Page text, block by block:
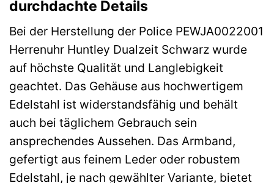
durchdachte Details
Bei der Herstellung der Police PEWJA0022001
Herrenuhr Huntley Dualzeit Schwarz wurde
auf höchste Qualität und Langlebigkeit
geachtet. Das Gehäuse aus hochwertigem
Edelstahl ist widerstandsfähig und behält
auch bei täglichem Gebrauch sein
ansprechendes Aussehen. Das Armband,
gefertigt aus feinem Leder oder robustem
Edelstahl, je nach gewählter Variante, bietet